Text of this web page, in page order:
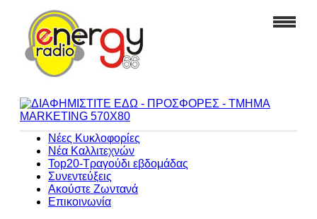
Νέες Κυκλοφορίες
Νέα Καλλιτεχνών
Top20-Τραγούδι εβδομάδας
Συνεντεύξεις
Ακούστε Ζωντανά
Επικοινωνία